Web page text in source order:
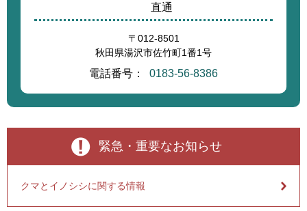
直通
〒012-8501
秋田県湯沢市佐竹町1番1号
電話番号： 0183-56-8386
緊急・重要なお知らせ
クマとイノシシに関する情報